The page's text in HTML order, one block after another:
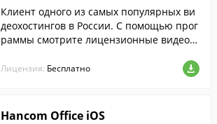
Клиент одного из самых популярных ви
деохостингов в России. С помощью прог
раммы смотрите лицензионные видеор
ики, загруженные пользователями ресу
Лицензия: Бесплатно
Hancom Office iOS